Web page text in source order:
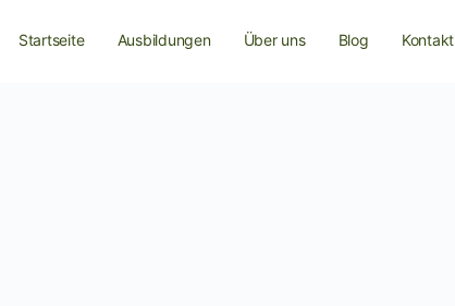
Startseite Ausbildungen Über uns Blog Kontakt